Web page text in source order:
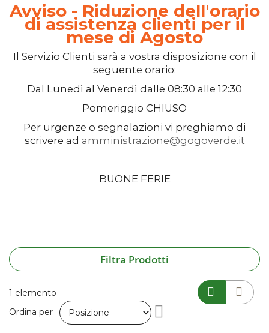
Avviso - Riduzione dell'orario
di assistenza clienti per il
mese di Agosto
Il Servizio Clienti sarà a vostra disposizione con il
seguente orario:
Dal Lunedì al Venerdì dalle 08:30 alle 12:30
Pomeriggio CHIUSO
Per urgenze o segnalazioni vi preghiamo di
scrivere ad amministrazione@gogoverde.it
BUONE FERIE
Filtra Prodotti
1 elemento
Ordina per